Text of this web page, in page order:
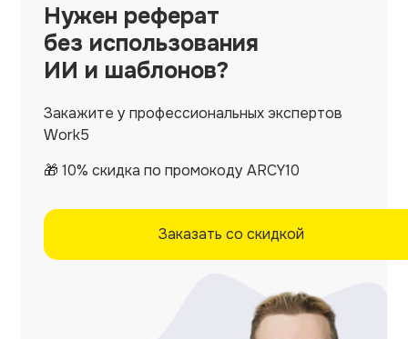
Нужен реферат
без использования
ИИ и шаблонов?
Закажите у профессиональных экспертов
Work5
🎁 10% скидка по промокоду ARCY10
Заказать со скидкой